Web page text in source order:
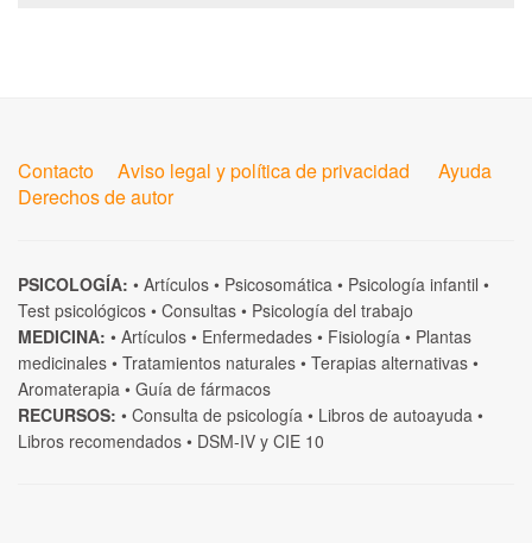
Contacto Aviso legal y política de privacidad
Ayuda
Derechos de autor
PSICOLOGÍA: • Artículos • Psicosomática • Psicología infantil •
Test psicológicos • Consultas • Psicología del trabajo
MEDICINA: • Artículos • Enfermedades • Fisiología • Plantas
medicinales • Tratamientos naturales • Terapias alternativas •
Aromaterapia • Guía de fármacos
RECURSOS: • Consulta de psicología • Libros de autoayuda •
Libros recomendados • DSM-IV y CIE 10